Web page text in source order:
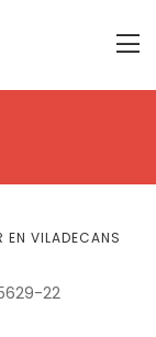
EN VILADECANS
22